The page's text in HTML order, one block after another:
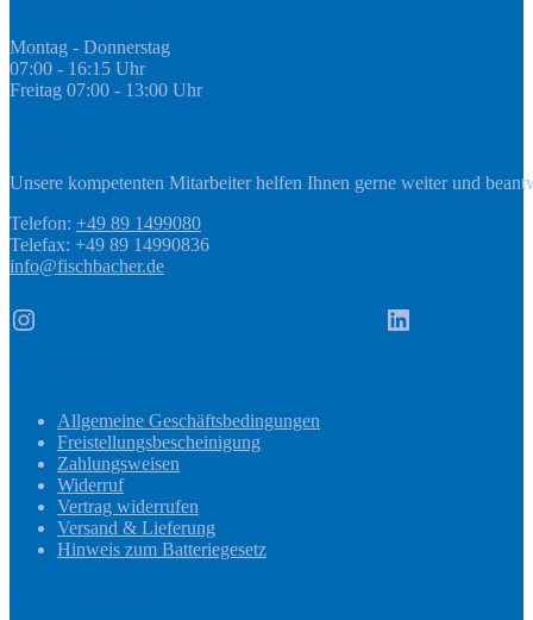
Montag - Donnerstag
07:00 - 16:15 Uhr
Freitag 07:00 - 13:00 Uhr
Unsere kompetenten Mitarbeiter helfen Ihnen gerne weiter und
Telefon: +49 89 1499080
Telefax: +49 89 14990836
info@fischbacher.de
Instagram LinkedIn
Allgemeine Geschäftsbedingungen
Freistellungsbescheinigung
Zahlungsweisen
Widerruf
Vertrag widerrufen
Versand & Lieferung
Hinweis zum Batteriegesetz